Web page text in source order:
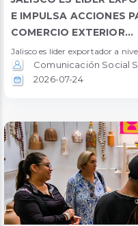
E IMPULSA ACCIONES
COMERCIO EXTERIOR...
Jalisco es líder exportador a
Comunicación Social
2026-07-24